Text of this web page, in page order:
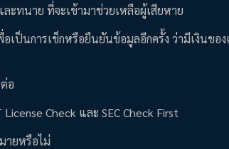
ะทนาย ที่จะเข้ามาช่วยเหลือผู้เสียหาย
เป็นการเช็กหรือยืนยันข้อมูลอีกครั้ง ว่ามีเงินของ
อ
Check และ SEC Check First
ายหรือไม่